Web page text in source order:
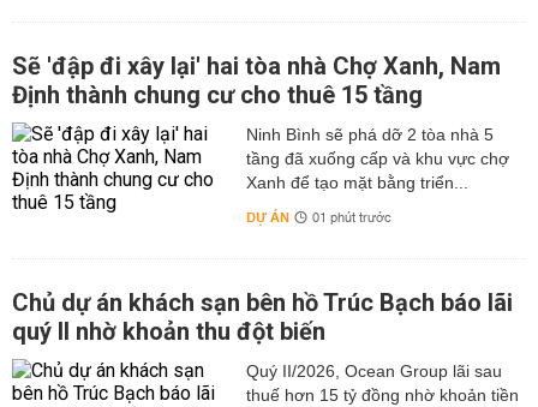
Sẽ 'đập đi xây lại' hai tòa nhà Chợ Xanh, Nam
Định thành chung cư cho thuê 15 tầng
Ninh Bình sẽ phá dỡ 2 tòa nhà 5
tầng đã xuống cấp và khu vực chợ
Xanh để tạo mặt bằng triển...
DỰ ÁN 01 phút trước
Chủ dự án khách sạn bên hồ Trúc Bạch báo lãi
quý II nhờ khoản thu đột biến
Quý II/2026, Ocean Group lãi sau
thuế hơn 15 tỷ đồng nhờ khoản tiền